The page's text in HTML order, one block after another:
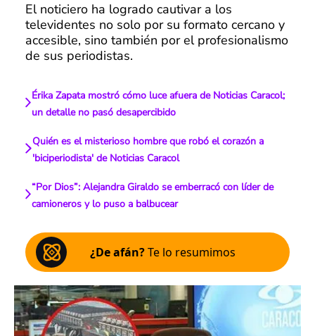
El noticiero ha logrado cautivar a los
televidentes no solo por su formato cercano y
accesible, sino también por el profesionalismo
de sus periodistas.
Érika Zapata mostró cómo luce afuera de Noticias Caracol;
un detalle no pasó desapercibido
Quién es el misterioso hombre que robó el corazón a
'biciperiodista' de Noticias Caracol
“Por Dios”: Alejandra Giraldo se emberracó con líder de
camioneros y lo puso a balbucear
¿De afán?Te lo resumimos